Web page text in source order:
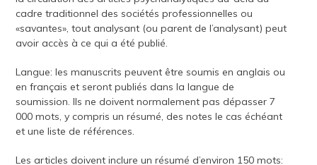
cadre traditionnel des sociétés professionnelles ou
«savantes», tout analysant (ou parent de l’analysant) peut
avoir accès à ce qui a été publié.
Langue: les manuscrits peuvent être soumis en anglais ou
en français et seront publiés dans la langue de
soumission. Ils ne doivent normalement pas dépasser 7
000 mots, y compris un résumé, des notes le cas échéant
et une liste de références.
Les articles doivent inclure un résumé d’environ 150 mots: